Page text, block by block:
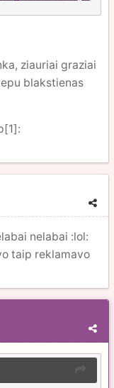
ziauriai graziai
blakstienas
nelabai :lol:
taip reklamavo